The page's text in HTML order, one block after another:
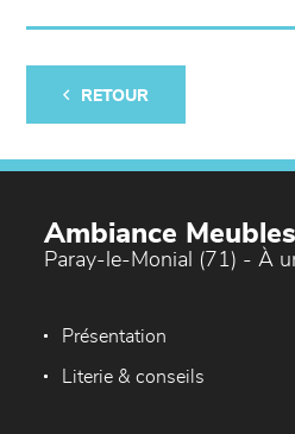
RETOUR
Ambiance
Paray-le-Monial (71) - À
Présentation
Literie & conseils